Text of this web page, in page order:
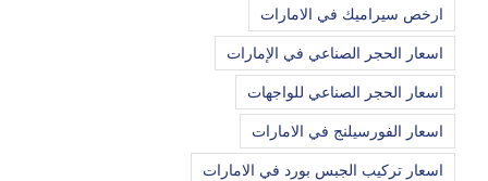
ارخص سيراميك في الامارات
اسعار الحجر الصناعي في الإمارات
اسعار الحجر الصناعي للواجهات
اسعار الفورسيلنج في الامارات
اسعار تركيب الجبس بورد في الامارات